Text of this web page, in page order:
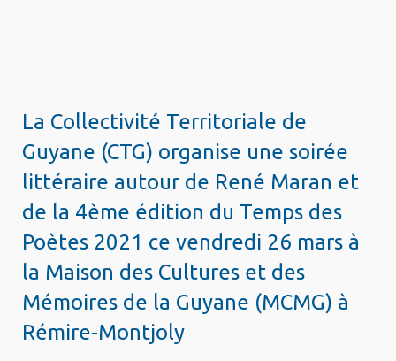
La Collectivité Territoriale de
Guyane (CTG) organise une soirée
littéraire autour de René Maran et
de la 4ème édition du Temps des
Poètes 2021 ce vendredi 26 mars à
la Maison des Cultures et des
Mémoires de la Guyane (MCMG) à
Rémire-Montjoly